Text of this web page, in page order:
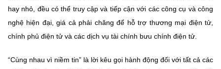
hay nhỏ, đều có thể truy cập và tiếp cận với các công cụ và công
nghệ hiện đại, giá cả phải chăng để hỗ trợ thương mại điện tử,
chính phủ điện tử và các dịch vụ tài chính bưu chính điện tử.
“Cùng nhau vì niềm tin” là lời kêu gọi hành động đối với tất cả các